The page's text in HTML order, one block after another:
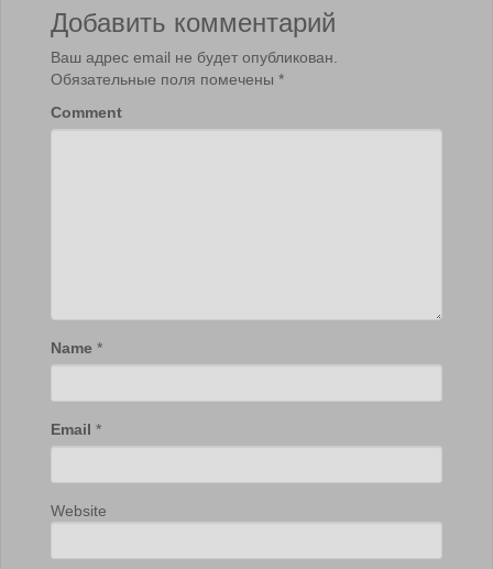
Добавить комментарий
Ваш адрес email не будет опубликован.
Обязательные поля помечены *
Comment
Name *
Email *
Website